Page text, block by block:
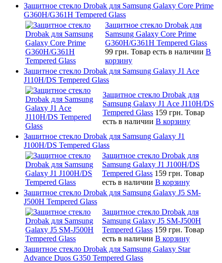
Защитное стекло Drobak для Samsung Galaxy Core Prime
G360H/G361H Tempered Glass
Защитное стекло Drobak для
Samsung Galaxy Core Prime
G360H/G361H Tempered Glass
99 грн. Товар есть в наличии В
корзину
Защитное стекло Drobak для Samsung Galaxy J1 Ace
J110H/DS Tempered Glass
Защитное стекло Drobak для
Samsung Galaxy J1 Ace J110H/DS
Tempered Glass 159 грн. Товар
есть в наличии В корзину
Защитное стекло Drobak для Samsung Galaxy J1
J100H/DS Tempered Glass
Защитное стекло Drobak для
Samsung Galaxy J1 J100H/DS
Tempered Glass 159 грн. Товар
есть в наличии В корзину
Защитное стекло Drobak для Samsung Galaxy J5 SM-
J500H Tempered Glass
Защитное стекло Drobak для
Samsung Galaxy J5 SM-J500H
Tempered Glass 159 грн. Товар
есть в наличии В корзину
Защитное стекло Drobak для Samsung Galaxy Star
Advance Duos G350 Tempered Glass